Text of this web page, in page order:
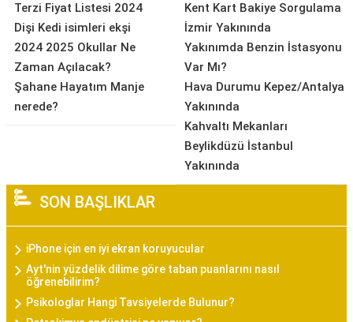
Terzi Fiyat Listesi 2024
Dişi Kedi isimleri ekşi
2024 2025 Okullar Ne
Zaman Açılacak?
Şahane Hayatım Manje
nerede?
Kent Kart Bakiye Sorgulama
İzmir Yakınında
Yakınımda Benzin İstasyonu
Var Mı?
Hava Durumu Kepez/Antalya
Yakınında
Kahvaltı Mekanları
Beylikdüzü İstanbul
Yakınında
SON BAŞLIKLAR
iPhone için en iyi ekran koruyucular
Ayt'nin yüzdelik dilime göre taban puanlarını nasıl
öğrenebilirim?
Psikologlar Hangi Tavsiyelerde Bulunur?